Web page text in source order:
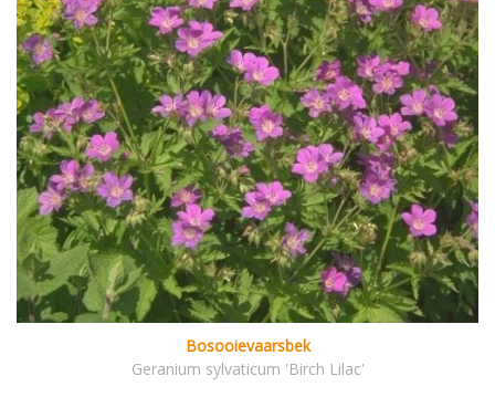
Bosooievaarsbek
Geranium sylvaticum 'Birch Lilac'